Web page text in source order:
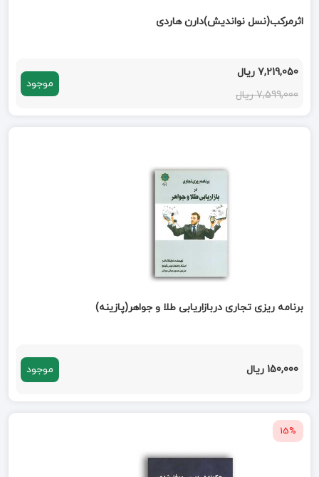
اثرمرکب(نسل نواندیش)دارن هاردی
7,219,050 ریال
7,599,000 ریال
موجود
برنامه ریزی تجاری دربازاریابی طلا و جواهر(پازینه)
150,000 ریال موجود
15%